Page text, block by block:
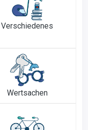
Verschiedenes
Wertsachen